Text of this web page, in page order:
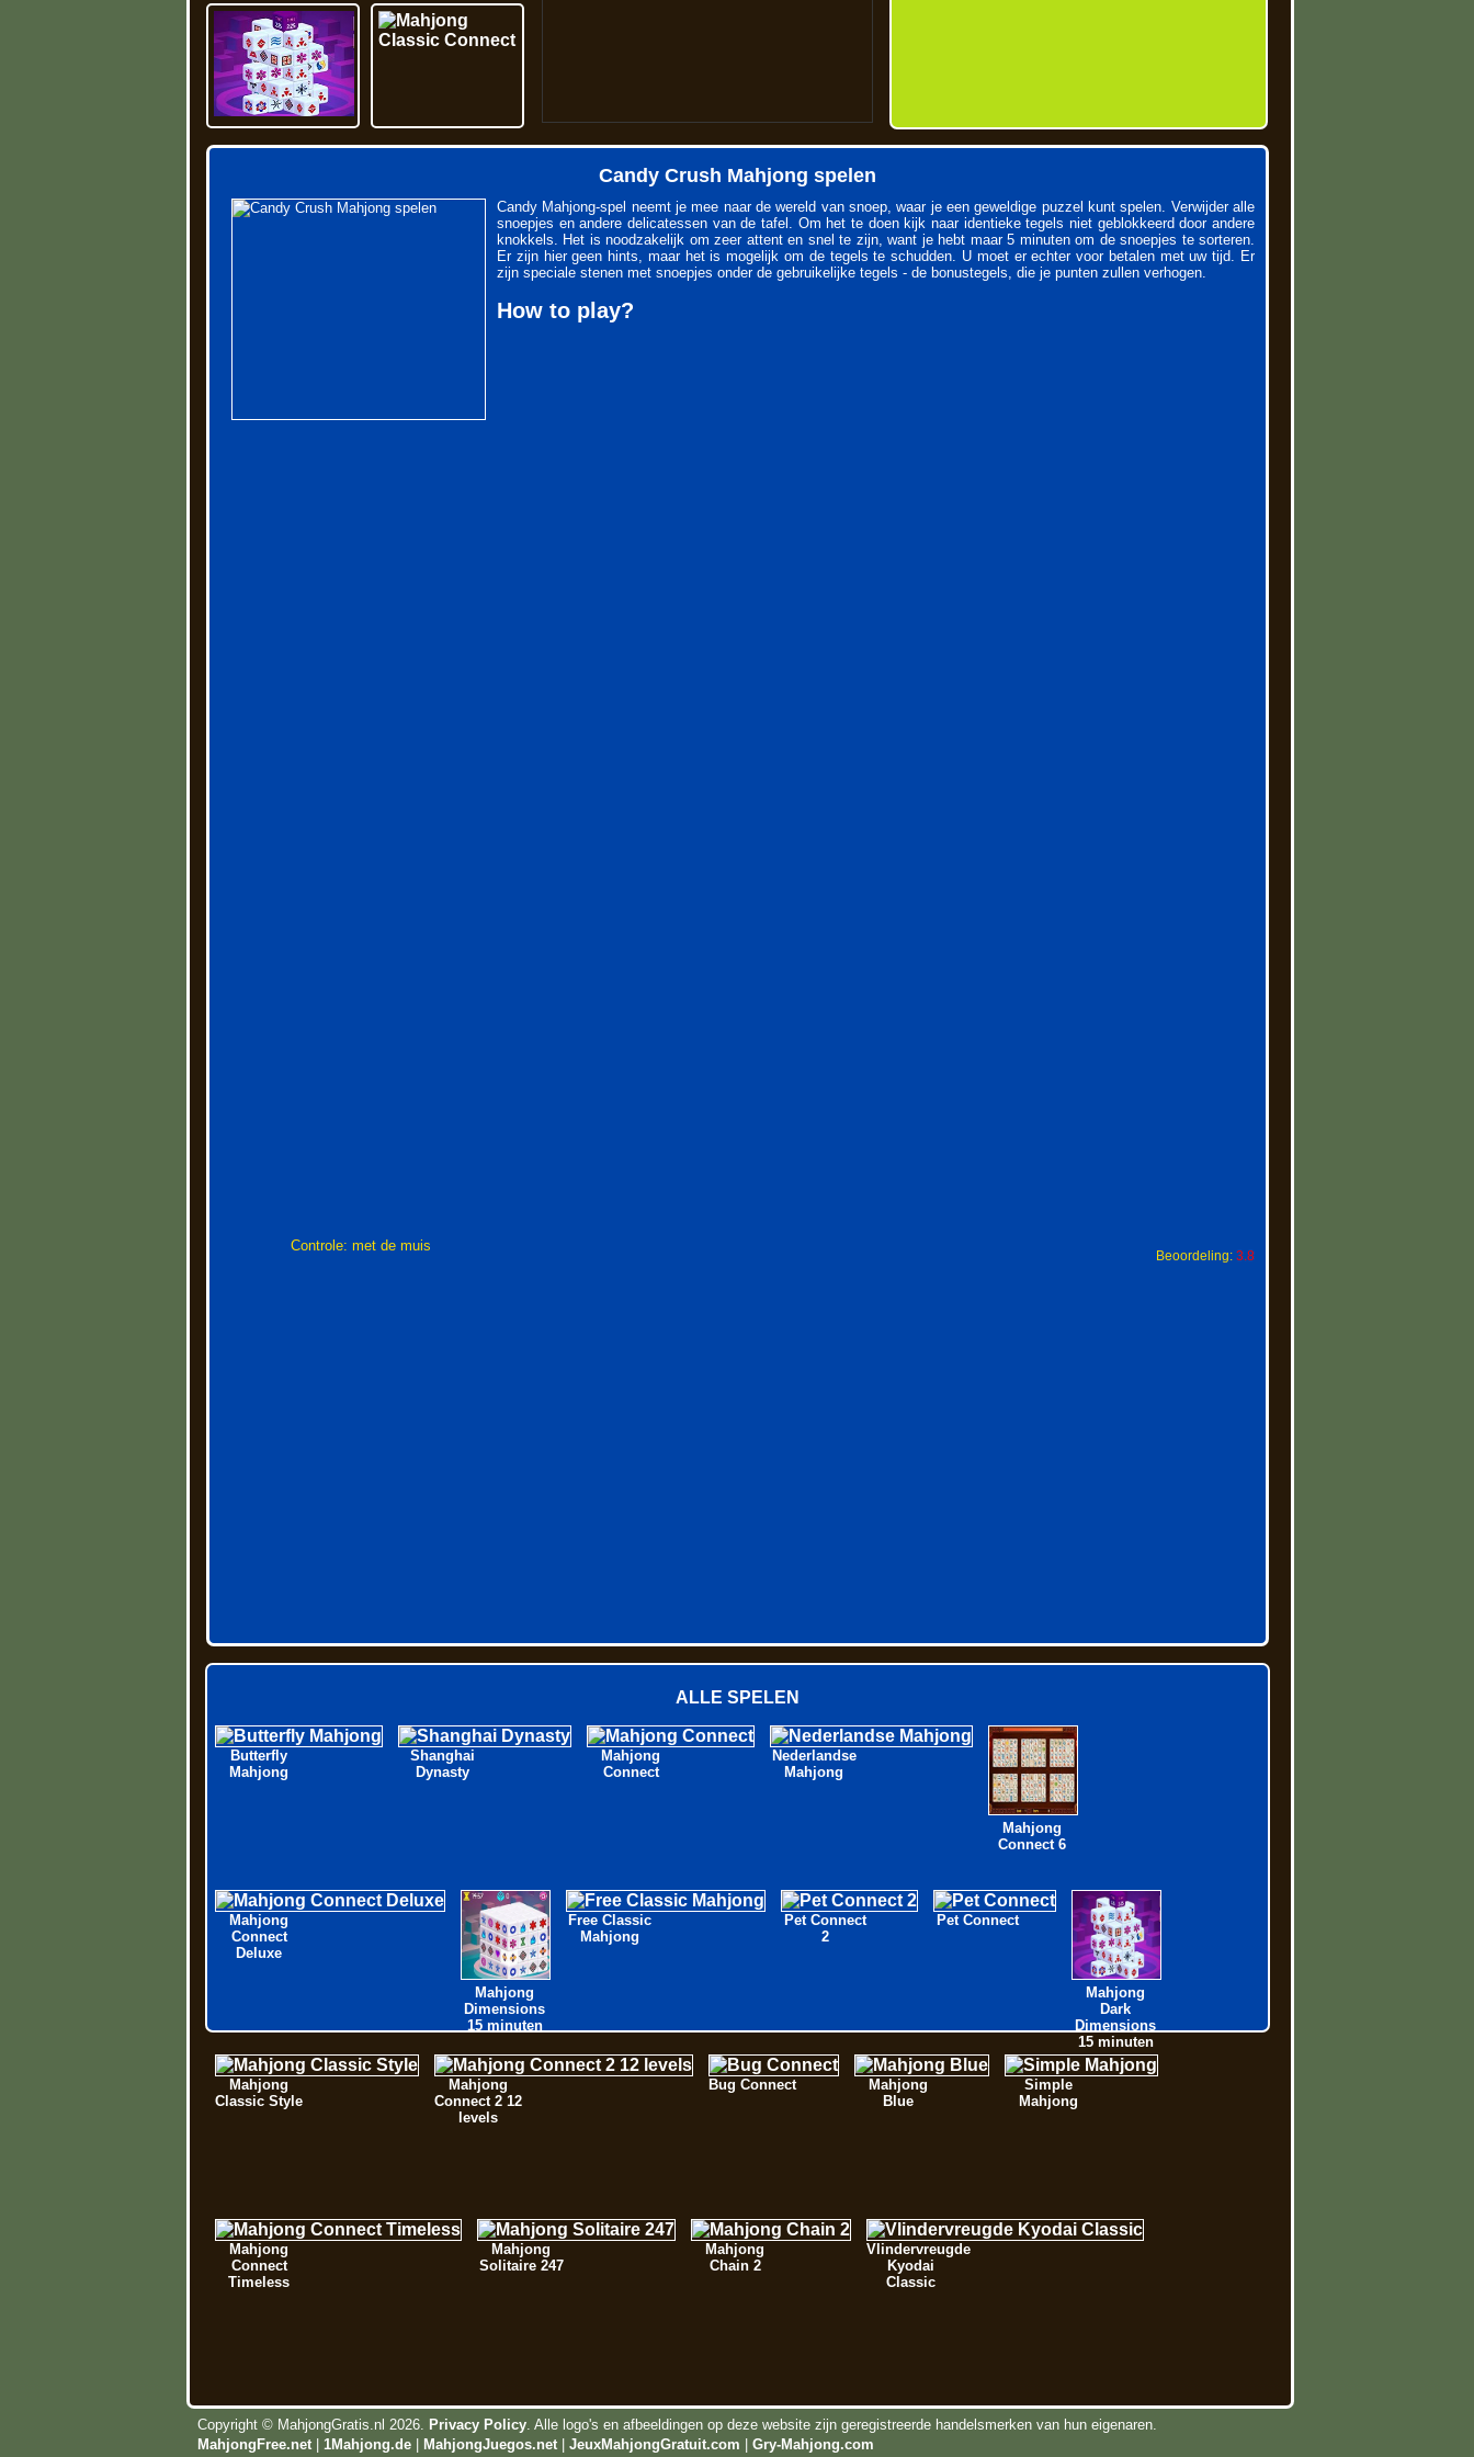
Candy Crush Mahjong spelen
Candy Mahjong-spel neemt je mee naar de wereld van snoep, waar je een geweldige puzzel kunt spelen. Verwijder alle
snoepjes en andere delicatessen van de tafel. Om het te doen kijk naar identieke tegels niet geblokkeerd door andere
knokkels. Het is noodzakelijk om zeer attent en snel te zijn, want je hebt maar 5 minuten om de snoepjes te sorteren.
Er zijn hier geen hints, maar het is mogelijk om de tegels te schudden. U moet er echter voor betalen met uw tijd. Er
zijn speciale stenen met snoepjes onder de gebruikelijke tegels - de bonustegels, die je punten zullen verhogen.
How to play?
Controle: met de muis
Beoordeling: 3.8
ALLE SPELEN
Butterfly
Mahjong
Shanghai
Dynasty
Mahjong
Connect
Nederlandse
Mahjong
Mahjong
Connect 6
Mahjong
Connect
Deluxe
Mahjong
Dimensions
15 minuten
Free Classic
Mahjong
Pet Connect
2
Pet Connect
Mahjong
Dark
Dimensions
15 minuten
Mahjong
Classic Style
Mahjong
Connect 2 12
levels
Bug Connect
Mahjong
Blue
Simple
Mahjong
Mahjong
Connect
Timeless
Mahjong
Solitaire 247
Mahjong
Chain 2
Vlindervreugde
Kyodai
Classic
Copyright © MahjongGratis.nl 2026. Privacy Policy. Alle logo's en afbeeldingen op deze website zijn geregistreerde handelsmerken van hun eigenaren.
MahjongFree.net| 1Mahjong.de MahjongJuegos.net| JeuxMahjongGratuit.com Gry-Mahjong.com